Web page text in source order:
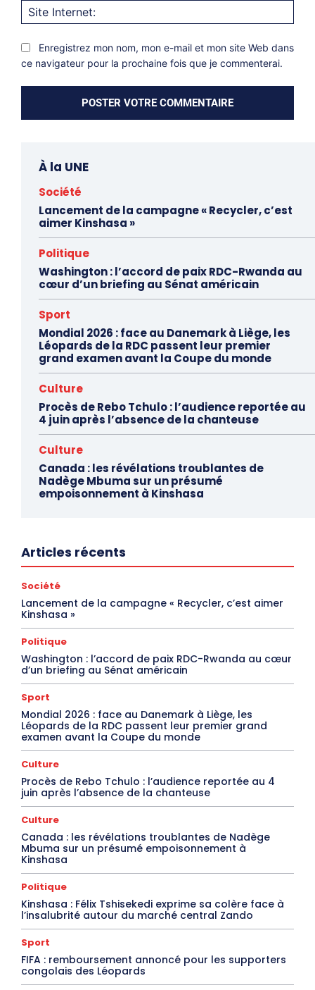
Enregistrez mon nom, mon e-mail et mon site Web dans
ce navigateur pour la prochaine fois que je commenterai.
À la UNE
Société
Lancement de la campagne « Recycler, c’est
aimer Kinshasa »
Politique
Washington : l’accord de paix RDC-Rwanda au
cœur d’un briefing au Sénat américain
Sport
Mondial 2026 : face au Danemark à Liège, les
Léopards de la RDC passent leur premier
grand examen avant la Coupe du monde
Culture
Procès de Rebo Tchulo : l’audience reportée au
4 juin après l’absence de la chanteuse
Culture
Canada : les révélations troublantes de
Nadège Mbuma sur un présumé
empoisonnement à Kinshasa
Articles récents
Société
Lancement de la campagne « Recycler, c’est aimer
Kinshasa »
Politique
Washington : l’accord de paix RDC-Rwanda au cœur
d’un briefing au Sénat américain
Sport
Mondial 2026 : face au Danemark à Liège, les
Léopards de la RDC passent leur premier grand
examen avant la Coupe du monde
Culture
Procès de Rebo Tchulo : l’audience reportée au 4
juin après l’absence de la chanteuse
Culture
Canada : les révélations troublantes de Nadège
Mbuma sur un présumé empoisonnement à
Kinshasa
Politique
Kinshasa : Félix Tshisekedi exprime sa colère face à
l’insalubrité autour du marché central Zando
Sport
FIFA : remboursement annoncé pour les supporters
congolais des Léopards